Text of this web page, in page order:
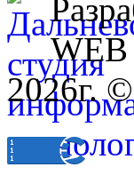
WEB
2026г.